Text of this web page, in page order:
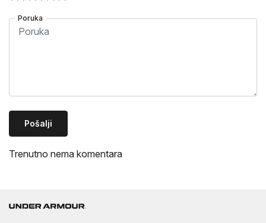
Poruka
Pošalji
Trenutno nema komentara